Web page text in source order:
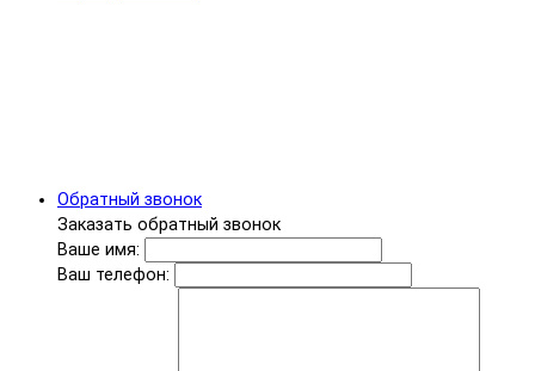
Обратный звонок
Заказать обратный звонок
Ваше имя:
Ваш телефон: